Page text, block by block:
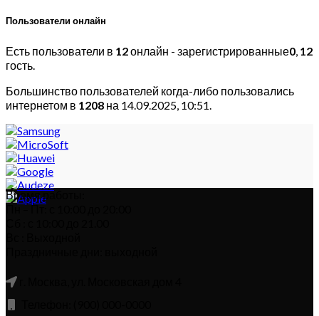
Пользователи онлайн
Есть пользователи в 12онлайн - зарегистрированные0, 12
гость.
Большинство пользователей когда-либо пользовались
интернетом в 1208 на 14.09.2025, 10:51.
Время работы:
Пн – Пт: с 10:00 до 20:00